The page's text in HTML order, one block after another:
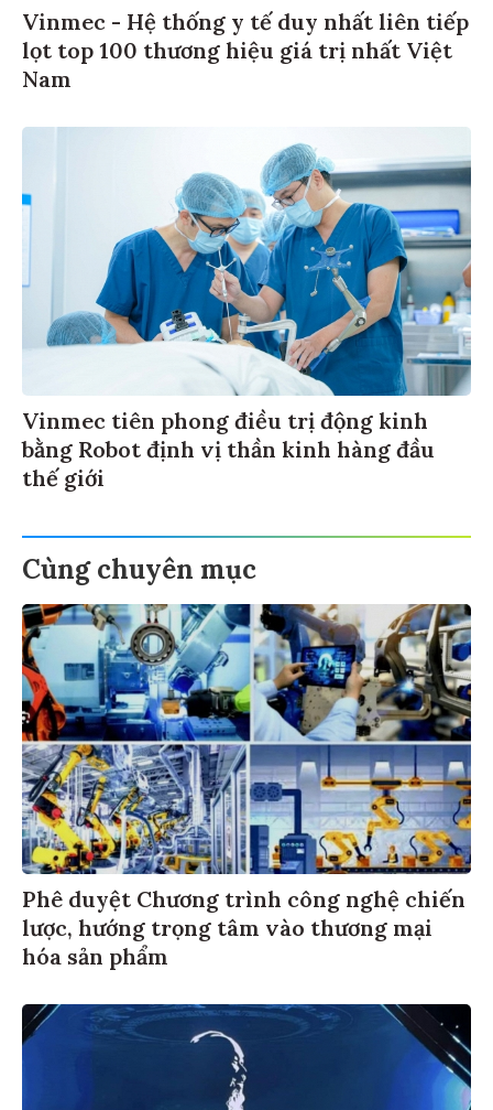
Vinmec - Hệ thống y tế duy nhất liên tiếp
lọt top 100 thương hiệu giá trị nhất Việt
Nam
Vinmec tiên phong điều trị động kinh
bằng Robot định vị thần kinh hàng đầu
thế giới
Cùng chuyên mục
Phê duyệt Chương trình công nghệ chiến
lược, hướng trọng tâm vào thương mại
hóa sản phẩm